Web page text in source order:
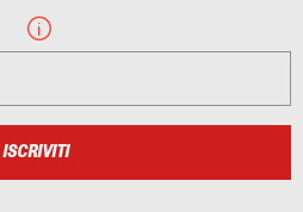
ISCRIVITI